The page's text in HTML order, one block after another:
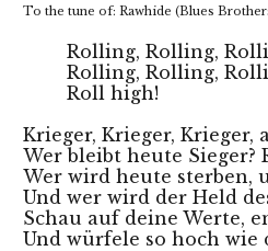
To the tune of: Rawhide (Blues
Rolling, Rolling,
Rolling, Rolling,
Roll high!
Krieger, Krieger, Krieger,
Wer bleibt heute Sieger?
Wer wird heute sterben,
Und wer wird der Held
Schau auf deine Werte,
Und würfele so hoch wie